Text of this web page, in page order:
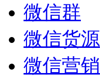
微信群
微信货源
微信营销